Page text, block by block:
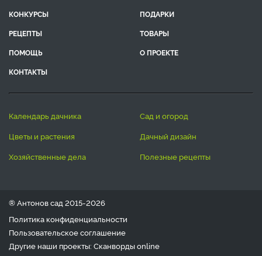
КОНКУРСЫ
ПОДАРКИ
РЕЦЕПТЫ
ТОВАРЫ
ПОМОЩЬ
О ПРОЕКТЕ
КОНТАКТЫ
календарь дачника
сад и огород
цветы и растения
дачный дизайн
хозяйственные дела
полезные рецепты
® Антонов сад 2015-2026
Политика конфиденциальности
Пользовательское соглашение
Другие наши проекты: Сканвордыonline